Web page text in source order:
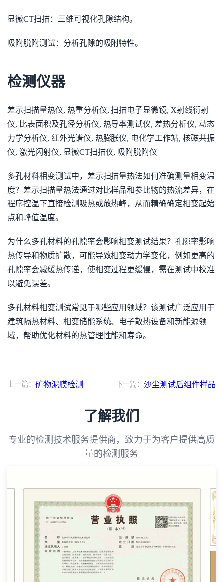
显微CT扫描：三维可视化孔隙结构。
吸附脱附测试：分析孔隙的吸附特性。
检测仪器
差示扫描量热仪, 热重分析仪, 扫描电子显微镜, X射线衍射
仪, 比表面积及孔径分析仪, 热导率测试仪, 差热分析仪, 动态
力学分析仪, 红外光谱仪, 热膨胀仪, 电化学工作站, 核磁共振
仪, 激光闪射仪, 显微CT扫描仪, 吸附脱附仪
多孔材料相变测试中，差示扫描量热法如何准确测量相变温
度？差示扫描量热法通过对比样品和参比物的热流差异，在
程序控温下直接检测吸热或放热峰，从而精确确定相变起始
点和峰值温度。
为什么多孔材料的孔隙率会影响相变测试结果？孔隙率影响
热传导和物质扩散，可能导致相变动力学变化，例如更高的
孔隙率会减缓热传递，使相变过程更缓慢，需在测试中校准
以避免误差。
多孔材料相变测试常见于哪些应用领域？该测试广泛应用于
建筑隔热材料、相变储能系统、电子散热设备和新能源领
域，帮助优化材料的热管理性能和寿命。
上一篇： 矿物泥膜检测 下一篇： 沙尘测试后组件样品
了解我们
专业的检测技术服务提供商，致力于为客户提供高质
量的检测服务